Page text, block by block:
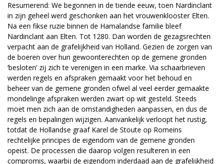
Resumerend: We begonnen in de tiende eeuw, toen Nardinclant
in zijn geheel werd geschonken aan het vrouwenklooster Elten.
Na een fikse ruzie binnen de Hamalandse familie bleef
Nardinclant aan Elten. Tot 1280. Dan worden de gezagsrechten
verpacht aan de grafelijkheid van Holland. Gezien de zorgen van
de boeren over hun gewoonterechten op de gemene gronden
‘besloten’ zij zich te verenigen in een marke. Via schaarbrieven
werden regels en afspraken gemaakt voor het behoud en
beheer van de gemene gronden ofwel al veel eerder gemaakte
mondelinge afspraken werden zwart op wit gesteld. Steeds
moet men zich aan de omstandigheden aanpassen, en dus de
regels en bepalingen wijzigen. Aanvankelijk verloopt het rustig,
totdat de Hollandse graaf Karel de Stoute op Romeins
rechtelijke principes de eigendom van de gemene gronden
opeist. De processen die daarop volgen resulteren in een
compromis, waarbij de eigendom inderdaad aan de grafelijkheid